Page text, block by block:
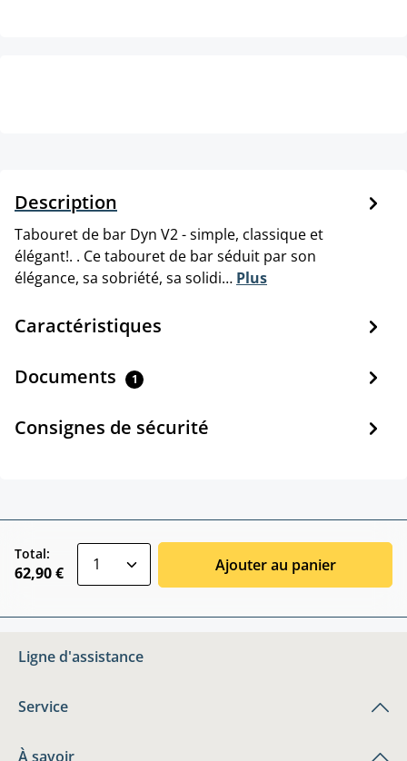
Description
Tabouret de bar Dyn V2 - simple, classique et
élégant!. . Ce tabouret de bar séduit par son
élégance, sa sobriété, sa solidi… Plus
Caractéristiques
Documents 1
Consignes de sécurité
Total:
62,90 € Ajouter au panier
Ligne d'assistance
Service
À savoir